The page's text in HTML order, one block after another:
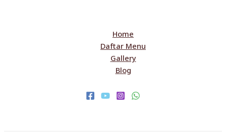
Home
Daftar Menu
Gallery
Blog